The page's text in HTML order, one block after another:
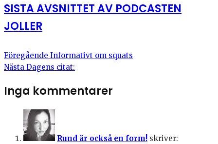
SISTA AVSNITTET AV PODCASTEN
JOLLER
Föregående Informativt om squats
Nästa Dagens citat:
Inga kommentarer
Rund är också en form! skriver: